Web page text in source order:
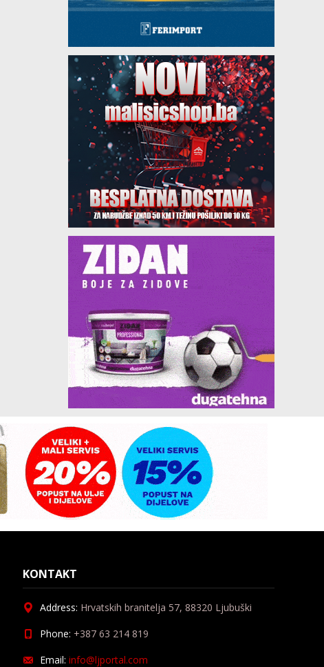
KONTAKT
Address: Hrvatskih branitelja 57, 88320 Ljubuški
Phone: +387 63 214 819
Email: info@ljportal.com